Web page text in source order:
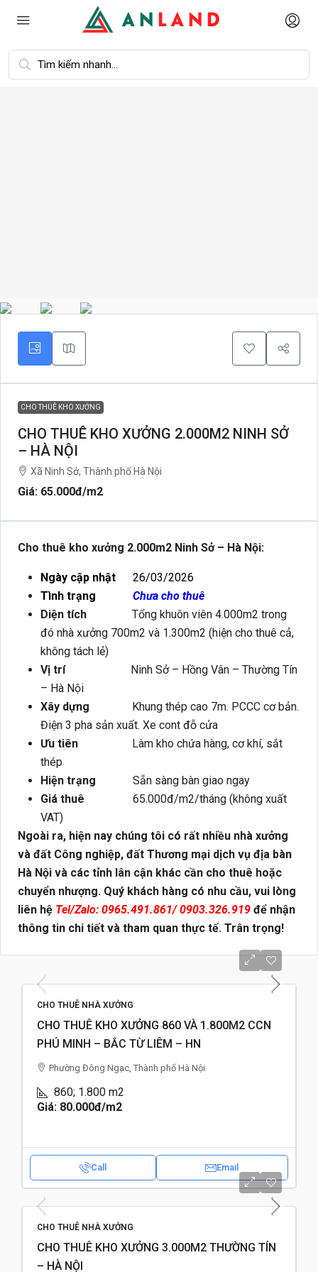
CHO THUÊ KHO XƯỞNG
CHO THUÊ KHO XƯỞNG 2.000M2 NINH SỞ
– HÀ NỘI
Xã Ninh Sở, Thành phố Hà Nội
Giá: 65.000đ/m2
Cho thuê kho xưởng 2.000m2 Ninh Sở – Hà Nội:
Ngày cập nhật 26/03/2026
Tình trạng
Chưa cho thuê
Diện tích
Tổng khuôn viên 4.000m2 trong
đó nhà xưởng 700m2 và 1.300m2 (hiện cho thuê cả,
không tách lẻ)
Vị trí
Ninh Sở – Hồng Vân – Thường Tín
– Hà Nội
Xây dựng Khung thép cao 7m. PCCC cơ bản.
Điện 3 pha sản xuất. Xe cont đỗ cửa
Ưu tiên Làm kho chứa hàng, cơ khí, sắt
thép
Hiện trạng Sẵn sàng bàn giao ngay
Giá thuê
65.000đ/m2/tháng (không xuất
VAT)
Ngoài ra, hiện nay chúng tôi có rất nhiều nhà xưởng
và đất Công nghiệp, đất Thương mại dịch vụ địa bàn
Hà Nội và các tỉnh lân cận khác cần cho thuê hoặc
chuyển nhượng. Quý khách hàng có nhu cầu, vui lòng
liên hệ Tel/Zalo: 0965.491.861/ 0903.326.919 để nhận
thông tin chi tiết và tham quan thực tế. Trân trọng!
CHO THUÊ NHÀ XƯỞNG
CHO THUÊ KHO XƯỞNG 860 VÀ 1.800M2 CCN
PHÚ MINH – BẮC TỪ LIÊM – HN
Phường Đông Ngạc, Thành phố Hà Nội
860; 1.800 m2
Giá: 80.000đ/m2
Call Email
CHO THUÊ NHÀ XƯỞNG
CHO THUÊ KHO XƯỞNG 3.000M2 THƯỜNG TÍN
– HÀ NỘI